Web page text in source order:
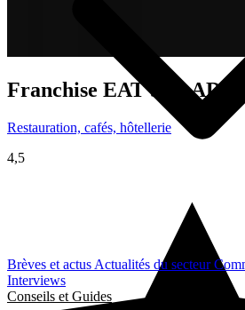
Brèves et actus Actualités du secteur
Interviews
Conseils et Guides
Franchise EAT SALAD
Restauration, cafés, hôtellerie
4,5